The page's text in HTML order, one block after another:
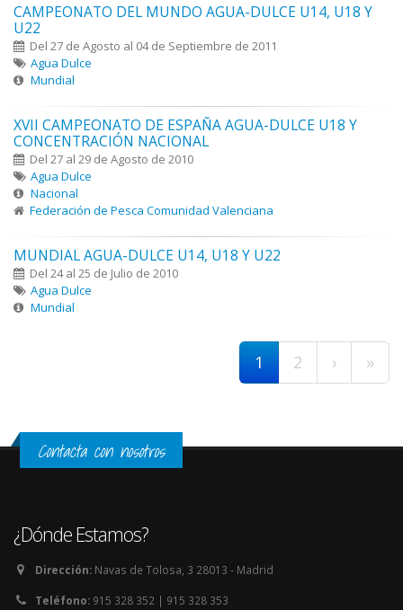
CAMPEONATO DEL MUNDO AGUA-DULCE U14, U18 Y
U22
Del 27 de Agosto al 04 de Septiembre de 2011
Agua Dulce
Mundial
XVII CAMPEONATO DE ESPAÑA AGUA-DULCE U18 Y
CONCENTRACIÓN NACIONAL
Del 27 al 29 de Agosto de 2010
Agua Dulce
Nacional
Federación de Pesca Comunidad Valenciana
MUNDIAL AGUA-DULCE U14, U18 Y U22
Del 24 al 25 de Julio de 2010
Agua Dulce
Mundial
1 2 › »
Contacta con nosotros
¿Dónde Estamos?
Dirección: Navas de Tolosa, 3 28013 - Madrid
Teléfono: 915 328 352 | 915 328 353